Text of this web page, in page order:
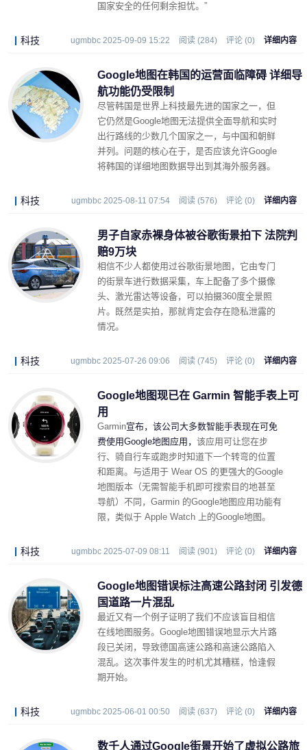
国家安全的任何剩余担忧。”
科技 ugmbbc 2025-09-09 15:22 阅读 (284) 评论 (0) 详细内容
Google地图在韩国的运营面临障碍 详细导
航功能仍受限制
尽管韩国是世界上科技最先进的国家之一，但
它仍然是Google地图无法提供全面导航和实时
出行路线的少数几个国家之一，与中国和朝鲜
并列。问题的核心在于，是否应该允许Google
将韩国的详细地图数据导出到其海外服务器。
科技 ugmbbc 2025-08-11 07:54 阅读 (576) 评论 (0) 详细内容
男子自家赤裸身体被谷歌街景拍下 法院判
赔9万块
相信不少人都使用过谷歌街景地图，它由专门
的街景车进行数据采集，车上配备了多个摄像
头、激光雷达等设备，可以拍摄360度全景照
片。既然是实拍，那就肯定会存在隐私泄露的
情况。
科技 ugmbbc 2025-07-26 09:06 阅读 (745) 评论 (0) 详细内容
Google地图现已在 Garmin 智能手表上可
用
Garmin宣布，该公司大多数智能手表现在可免
费使用Google地图应用， 该应用可让您在步
行、骑自行车或跑步时知道下一个转弯的位置
和距离。 与适用于 Wear OS 的更强大的Google
地图版本 （无需智能手机即可搜索目的地甚至
导航）不同，Garmin 的Google地图应用功能有
限，类似于 Apple Watch 上的Google地图。
科技 ugmbbc 2025-07-09 08:11 阅读 (901) 评论 (0) 详细内容
Google地图错误标注高速公路封闭 引发德
国道路一片混乱
最近又有一个例子证明了我们不应该盲目相信
在线地图服务。Google地图错误地显示大片路
段已关闭，导致德国高速公路和高速公路陷入
混乱。这次事件发生的时机尤其糟糕，恰逢假
期开始。
科技 ugmbbc 2025-06-01 00:50 阅读 (637) 评论 (0) 详细内容
数千人通过Google街景开始了虚拟公路旅